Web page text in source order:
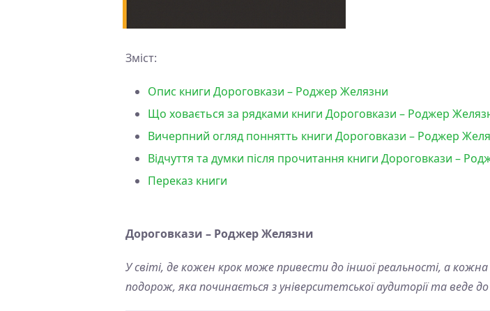
Зміст:
Опис книги Дороговкази – Роджер Желязни
Що ховається за рядками книги Дороговкази – Роджер
Вичерпний огляд поннятть книги Дороговкази – Роджер
Відчуття та думки після прочитання книги Дороговкази –
Переказ книги
Дороговкази – Роджер Желязни
У світі, де кожен крок може привести до іншої реальності, а
подорож, яка починається з університетської аудиторії та веде до